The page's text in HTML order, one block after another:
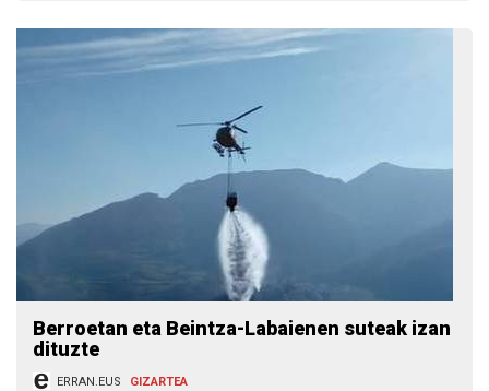
Berroetan eta Beintza-Labaienen suteak izan
dituzte
ERRAN.EUS GIZARTEA